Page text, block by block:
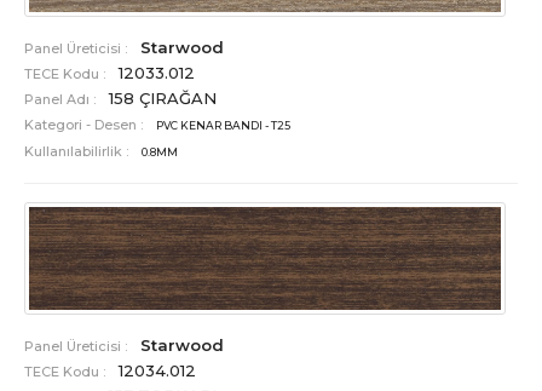
Panel Üreticisi : Starwood
TECE Kodu : 12033.012
Panel Adı : 158 ÇIRAĞAN
Kategori - Desen : PVC KENAR BANDI - T25
Kullanılabilirlik : 0.8MM
Panel Üreticisi : Starwood
TECE Kodu : 12034.012